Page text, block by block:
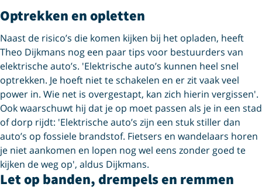
Optrekken en opletten
Naast de risico’s die komen kijken bij het opladen, heeft
Theo Dijkmans nog een paar tips voor bestuurders van
elektrische auto’s. 'Elektrische auto’s kunnen heel snel
optrekken. Je hoeft niet te schakelen en er zit vaak veel
power in. Wie net is overgestapt, kan zich hierin vergissen'.
Ook waarschuwt hij dat je op moet passen als je in een stad
of dorp rijdt: 'Elektrische auto’s zijn een stuk stiller dan
auto’s op fossiele brandstof. Fietsers en wandelaars horen
je niet aankomen en lopen nog wel eens zonder goed te
kijken de weg op', aldus Dijkmans.
Let op banden, drempels en remmen